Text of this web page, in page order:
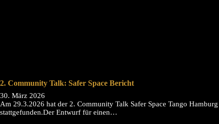
2. Community Talk: Safer Space Bericht
30. März 2026
Am 29.3.2026 hat der 2. Community Talk Safer Space Tango Hamburg
stattgefunden.Der Entwurf für einen…